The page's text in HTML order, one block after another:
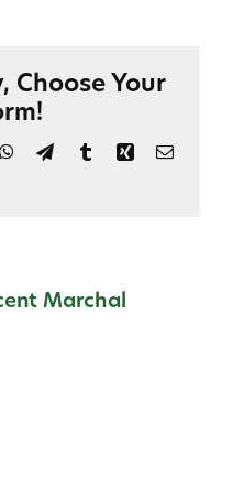
Privilégiés
ils
Choose Your
WhatsApp
TelegramTumblrXingEmail
Marchal